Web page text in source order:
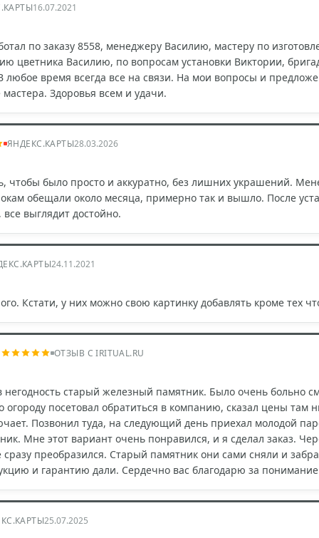
16.07.2021
по заказу 8558, менеджеру Василию, мастеру по
цветника Василию, по вопросам установки Виктории,
время всегда все на связи. На мои вопросы и
Здоровья всем и удачи.
ЯНДЕКС.КАРТЫ28.03.2026
чтобы было просто и аккуратно, без лишних украшений.
обещали около месяца, примерно так и вышло. После
выглядит достойно.
24.11.2021
Кстати, у них можно свою картинку добавлять кроме тех
ОТЗЫВ С IRITUAL.RU
старый железный памятник. Было очень больно
посетовал обратиться в компанию, сказал цены там
Позвонил туда, на следующий день приехал молодой
Мне этот вариант очень понравился, и я сделал заказ.
сразу преобразился. Старый памятник они сами сняли и
и гарантию дали. Сердечно вас благодарю за
25.07.2025